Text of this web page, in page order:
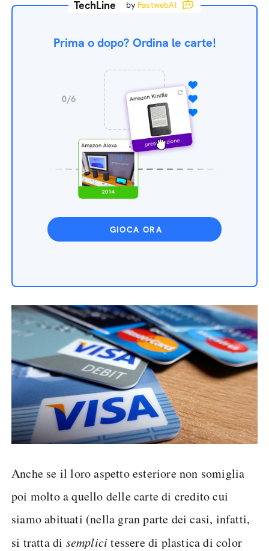
TechLine by FastwebAI
Prima o dopo? Ordina le carte!
GIOCA ORA
Anche se il loro aspetto esteriore non somiglia
poi molto a quello delle carte di credito cui
siamo abituati (nella gran parte dei casi, infatti,
si tratta di semplicitessere di plastica di color